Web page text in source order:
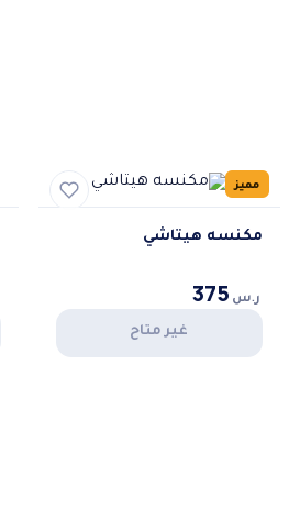
مميز
مكنسه هيتاشي
ر.س 375
غير متاح